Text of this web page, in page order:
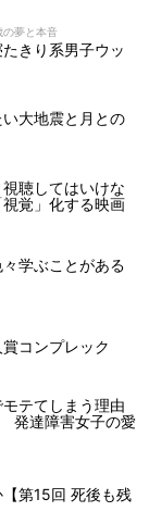
の夢と本音
きり系男子ウッ
大地震と月との
聴してはいけな
覚」化する映画
学ぶことがある
コンプレック
テてしまう理由
発達障害女子の愛
第15回 死後も残